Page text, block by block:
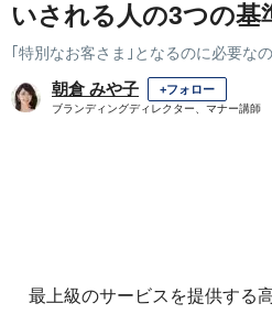
いされる人の3つの基
｢特別なお客さま｣となるのに必要な
朝倉 みや子 +フォロー
ブランディングディレクター、マナー講師
最上級のサービスを提供する